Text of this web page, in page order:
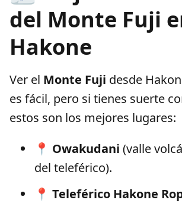
del Monte Fuji
Hakone
Ver el Monte Fuji desde
es fácil, pero si tienes suerte
estos son los mejores lugares:
📍 Owakudani (valle
del teleférico).
📍 Teleférico Hakone